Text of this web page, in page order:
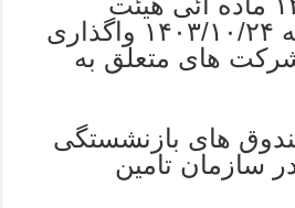
وزیران در مورخه ۱۴٠۳/۱٠/۲۴ واگذاری
های متعلق به
صندوق های بازنشستگی
سازمان تامین